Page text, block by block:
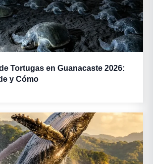
Tortugas en Guanacaste 2026:
y Cómo